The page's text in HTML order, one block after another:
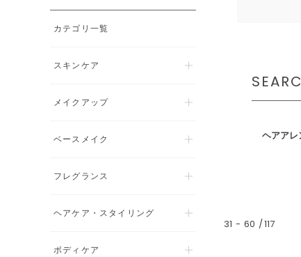
カテゴリ一覧
スキンケア
メイクアップ
ベースメイク
フレグランス
ヘアケア・スタイリング
ボディケア
ヘアア
31 - 60 117